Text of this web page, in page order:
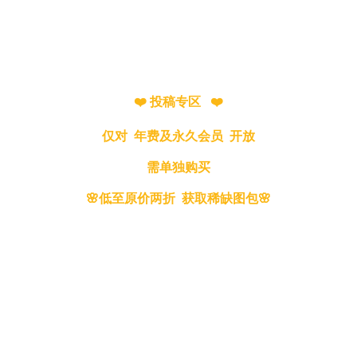
❤️ 投稿专区 ❤️
仅对 年费及永久会员 开放
需单独购买
🌸低至原价两折 获取稀缺图包🌸